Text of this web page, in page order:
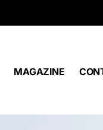
MAGAZINE